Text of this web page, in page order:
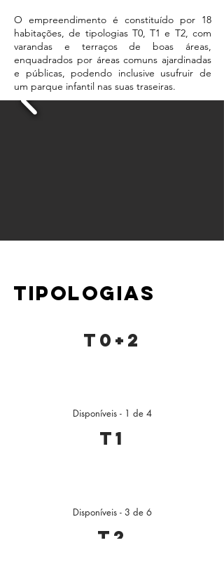
O empreendimento é constituído por 18
habitações, de tipologias T0, T1 e T2, com
varandas e terraços de boas áreas,
enquadrados por áreas comuns ajardinadas
e públicas, podendo inclusive usufruir de
um parque infantil nas suas traseiras.
Tipologias
t0+2
Disponíveis - 1 de 4
t1
Disponíveis - 3 de 6
t2